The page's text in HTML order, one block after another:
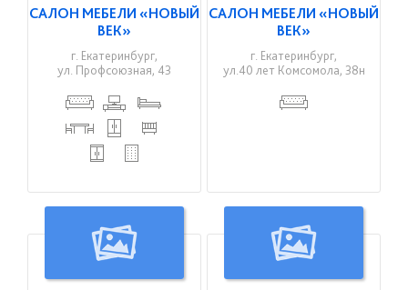
САЛОН МЕБЕЛИ «НОВЫЙ
ВЕК»
г. Екатеринбург,
ул. Профсоюзная, 43
САЛОН МЕБЕЛИ «НОВЫЙ
ВЕК»
г. Екатеринбург,
ул.40 лет Комсомола, 38н